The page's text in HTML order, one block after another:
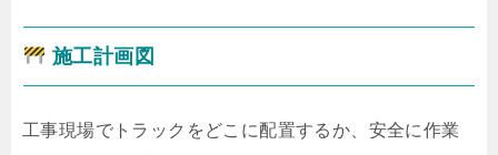
施工計画図
工事現場でトラックをどこに配置するか、安全に作業